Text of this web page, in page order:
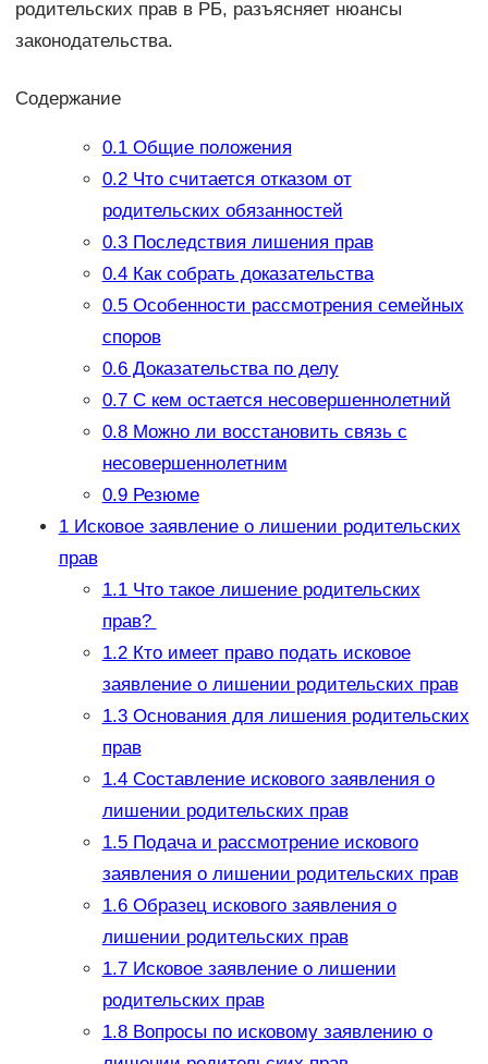
родительских прав в РБ, разъясняет нюансы
законодательства.
Содержание
0.1Общие положения
0.2Что считается отказом от
родительских обязанностей
0.3Последствия лишения прав
0.4Как собрать доказательства
0.5Особенности рассмотрения семейных
споров
0.6Доказательства по делу
0.7С кем остается несовершеннолетний
0.8Можно ли восстановить связь с
несовершеннолетним
0.9Резюме
1Исковое заявление о лишении родительских
прав
1.1Что такое лишение родительских
прав?
1.2Кто имеет право подать исковое
заявление о лишении родительских прав
1.3Основания для лишения родительских
прав
1.4Составление искового заявления о
лишении родительских прав
1.5Подача и рассмотрение искового
заявления о лишении родительских прав
1.6Образец искового заявления о
лишении родительских прав
1.7Исковое заявление о лишении
родительских прав
1.8Вопросы по исковому заявлению о